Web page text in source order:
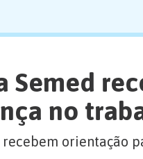
Semed
no
orientação